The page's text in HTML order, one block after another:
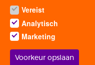
© 2026
Vereist
Analytisch
Marketing
Voorkeur opslaan